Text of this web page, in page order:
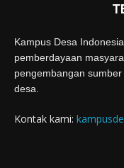
Kampus Desa
pemberdayaan
pengembangan
desa.
Kontak kami: